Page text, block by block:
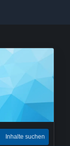
Inhalte suchen